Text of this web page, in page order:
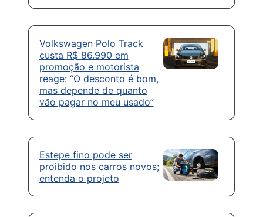
Volkswagen Polo Track
custa R$ 86.990 em
promoção e motorista
reage: “O desconto é bom,
mas depende de quanto
vão pagar no meu usado”
Estepe fino pode ser
proibido nos carros novos;
entenda o projeto